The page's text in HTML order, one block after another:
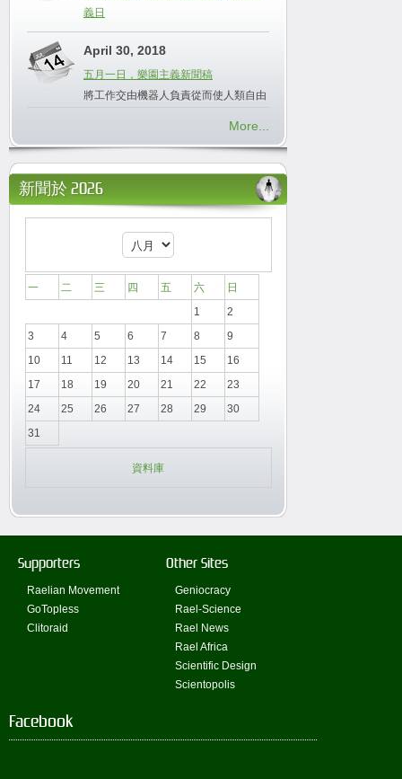
義日
April 30, 2018
五月一日，樂園主義新聞稿
將工作交由機器人負責從而使人類自由
More...
新聞於 2026
一 二 三 四 五 六
日
1
2
3
4 5 6 7 8
9
10
11 12 13 14 15
16
17
18 19 20 21 22
23
24
25 26 27 28 29
30
31
資料庫
Supporters
Raelian Movement
GoTopless
Clitoraid
Other Sites
Geniocracy
Rael-Science
Rael News
Rael Africa
Scientific Design
Scientopolis
Facebook